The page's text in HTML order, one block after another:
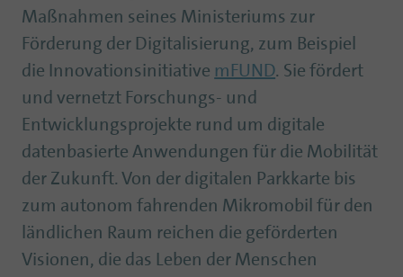
Maßnahmen seines Ministeriums zur
Förderung der Digitalisierung, zum Beispiel
die Innovationsinitiative mFUND. Sie fördert
und vernetzt Forschungs- und
Entwicklungsprojekte rund um digitale
datenbasierte Anwendungen für die Mobilität
der Zukunft. Von der digitalen Parkkarte bis
zum autonom fahrenden Mikromobil für den
ländlichen Raum reichen die geförderten
Visionen, die das Leben der Menschen